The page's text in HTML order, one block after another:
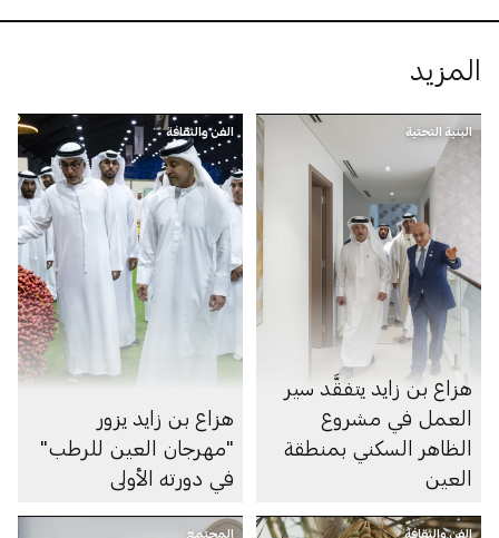
المزيد
البنية التحتية
هزاع بن زايد يتفقَّد سير
العمل في مشروع
الظاهر السكني بمنطقة
العين
الفن والثقافة
هزاع بن زايد يزور
"مهرجان العين للرطب"
في دورته الأولى
الفن والثقافة المجتمع